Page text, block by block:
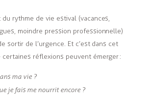
rythme de vie estival (vacances,
moindre pression professionnelle)
sortir de l’urgence. Et c’est dans cet
certaines réflexions peuvent émerger:
ma vie ?
je fais me nourrit encore ?